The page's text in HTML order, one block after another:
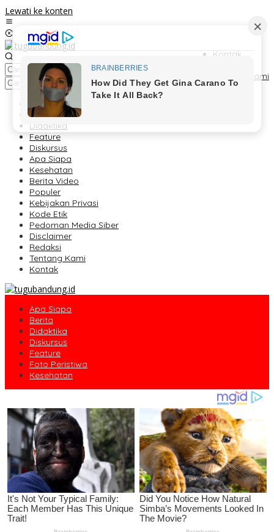
Lewati ke konten
Kontak
Tentang Kami
Berita
Foto Peristiwa
Didaktika
Feature
Diskursus
Apa Siapa
Kesehatan
Berita Video
Populer
Kebijakan Privasi
Kode Etik
Pedoman Media Siber
Disclaimer
Redaksi
Tentang Kami
Kontak
Apa Siapa
Berita
Didaktika
Diskursus
Feature
Foto Peristiwa
Kesehatan